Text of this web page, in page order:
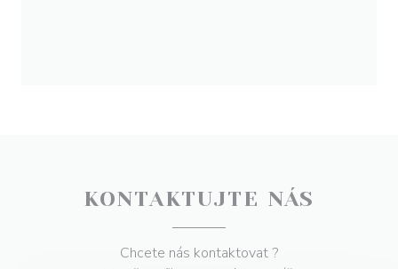
KONTAKTUJTE NÁS
Chcete nás kontaktovat ?